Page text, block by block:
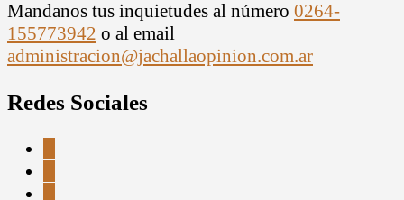
Mandanos tus inquietudes al número 0264-
155773942 o al email
administracion@jachallaopinion.com.ar
Redes Sociales